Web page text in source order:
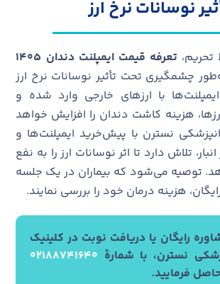
نوسانات نرخ ارز
تعرفه قیمت ایمپلنت دندان 1405
چشمگیری تحت تأثیر نوسانات نرخ ارز
با ارزهای خارجی وارد شده و
هزینه کاشت دندان را افزایش خواهد
نسترن با پیش‌خرید ایمپلنت‌ها و
تلاش دارد تا اثر نوسانات ارز را به نفع
توصیه می‌شود که بیماران در یک جلسه
هزینه درمان خود را بررسی نمایند.
رایگان یا دریافت نوبت در کلینیک
نسترن، با شمارۀ ۰۲۱۸۸۷۴۱۶۴۰
فرمایید.